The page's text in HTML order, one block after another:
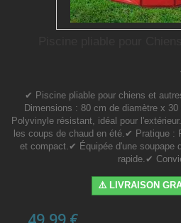
✔ Piscine pliable pour chiens et
Dimensions : 80 cm de diamètre x
Polyvinyle résistant, idéal pour
les coups de chaud en été.✔ Pratique :
et compact.✔ Équipée d'une soupape
rapide.✔
⚠️ LIVRAISON